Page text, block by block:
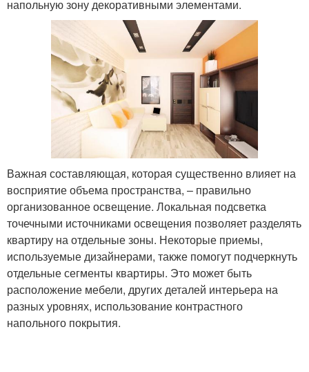
напольную зону декоративными элементами.
Важная составляющая, которая существенно влияет на
восприятие объема пространства, – правильно
организованное освещение. Локальная подсветка
точечными источниками освещения позволяет разделять
квартиру на отдельные зоны. Некоторые приемы,
используемые дизайнерами, также помогут подчеркнуть
отдельные сегменты квартиры. Это может быть
расположение мебели, других деталей интерьера на
разных уровнях, использование контрастного
напольного покрытия.